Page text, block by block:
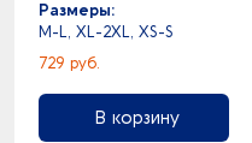
Размеры:
M-L, XL-2XL, XS-S
729 руб.
В корзину